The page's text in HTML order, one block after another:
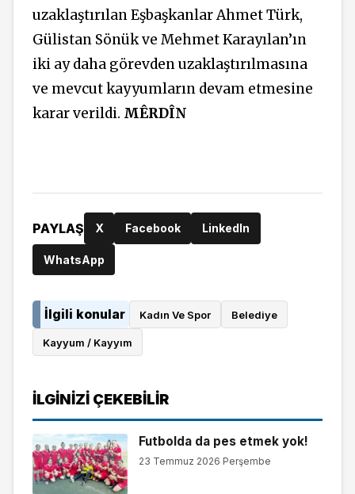
uzaklaştırılan Eşbaşkanlar Ahmet Türk,
Gülistan Sönük ve Mehmet Karayılan’ın
iki ay daha görevden uzaklaştırılmasına
ve mevcut kayyumların devam etmesine
karar verildi. MÊRDÎN
PAYLAŞ X Facebook LinkedIn
WhatsApp
İlgili konular Kadın Ve Spor Belediye
Kayyum / Kayyım
İLGINIZI ÇEKEBILIR
Futbolda da pes etmek yok!
23 Temmuz 2026 Perşembe